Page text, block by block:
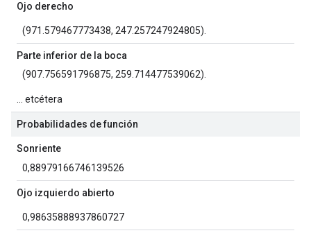
Ojo derecho
(971.579467773438, 247.257247924805).
Parte inferior de la boca
(907.756591796875, 259.714477539062).
... etcétera
Probabilidades de función
Sonriente
0,88979166746139526
Ojo izquierdo abierto
0,98635888937860727